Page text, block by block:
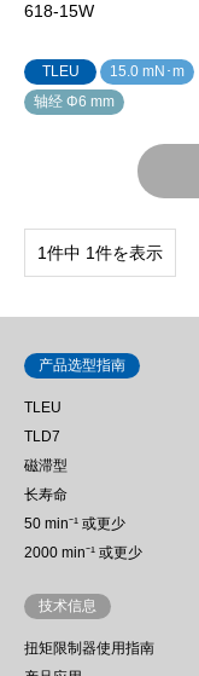
618-15W
TLEU
15.0 mN･m
轴经 Φ6 mm
1件中 1件を表示
产品选型指南
TLEU
TLD7
磁滞型
长寿命
50 min⁻¹ 或更少
2000 min⁻¹ 或更少
技术信息
扭矩限制器使用指南